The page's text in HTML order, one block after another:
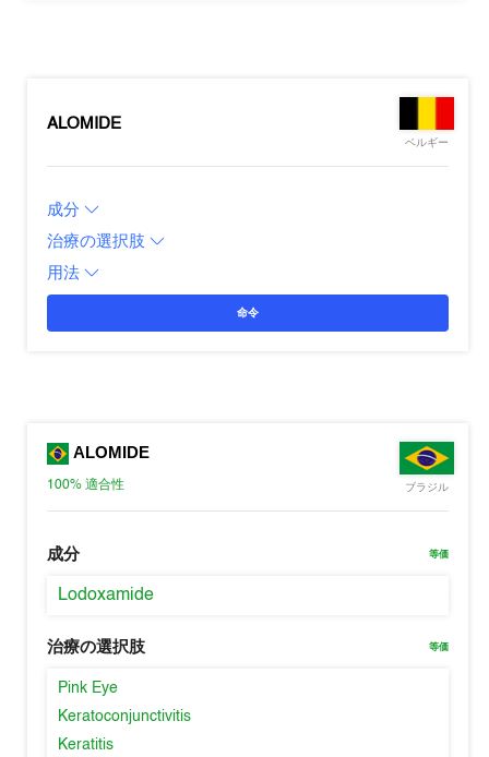
ALOMIDE
ベルギー
成分
治療の選択肢
用法
命令
ALOMIDE
100%適合性 ブラジル
成分 等価
Lodoxamide
治療の選択肢 等価
Pink Eye
Keratoconjunctivitis
Keratitis